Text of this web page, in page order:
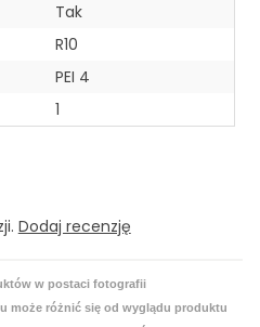
Tak
R10
PEI 4
1
Dodaj recenzję
w postaci fotografii
może różnić się od wyglądu produktu